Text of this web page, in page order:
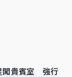
闖貴賓室 強行